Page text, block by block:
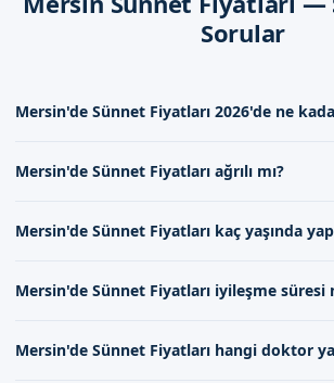
İşlem sonrası, dikkat edilmesi gerekenler
veriyoruz. Bu bilgiler, iyileşme sürecini
Mersin'de Sizi Bekliyoruz
Randevu formumuzdan bize ulaşarak,
hakkında bilgi alabilirsiniz. İletişim
Sorular
Mersin'de Sünnet Fiyatları 2026'de ne
değişebilir. Fiyatlar, doktorumuzun
aracılığıyla bize ulaşabilirsiniz.
Mersin'de Sünnet Fiyatları ağrılı mı?
uygulanır, bu nedenle ağrı hissi minimum
sağlanabilir.
Mersin'de Sünnet Fiyatları kaç yaşında
uygulanır. Ancak bu yaş aralığı,
bireysel gelişim dikkate alınır.
Mersin'de Sünnet Fiyatları iyileşme süresi
arasında değişir. Bu süre zarfında
Mersin'de Sünnet Fiyatları hangi doktor